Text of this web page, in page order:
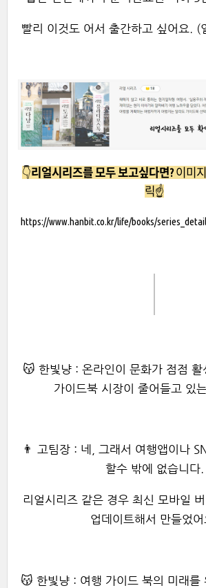
빨리 이것도 어서 출간하고 싶어요.
👇리얼시리즈를 모두 보고싶다면?이미
릭☝
https://www.hanbit.co.kr/life/books/
😽 한빛냥 : 온라인이 문화가 점점 활
가이드북 시장이 줄어들고 있
👨 고팀장 : 네, 그래서 여행앱이나
할수 밖에 없습니다.
리얼시리즈 같은 경우 최신 모바일 버
업데이트해서 만들었어
😽 한빛냥 : 여행 가이드 북의 미래를